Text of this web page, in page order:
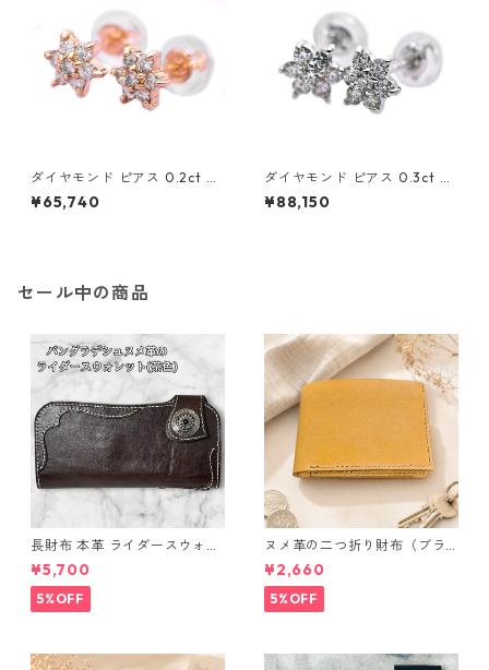
ダイヤモンド ピアス 0.2ct K1
8 イエローゴールド 0.2カラッ
ト 花 フラワーモチーフ ピアス
¥65,740
ダイヤモンド ピアス 0.3ct K1
8 ホワイトゴールド 0.3カラッ
ト 花 フラワーモチーフ ピアス
¥88,150
セール中の商品
長財布 本革 ライダースウォレ
ット 国産 ヌメ革 ブラウン バ
ングラデシュ l175 レザー 革財
布 ハンドメイド 経年変化
¥5,700
5%OFF
ヌメ革の二つ折り財布（ブラ
ウン系）
¥2,660
5%OFF